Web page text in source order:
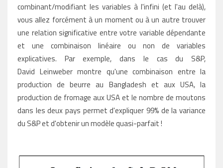
combinant/modifiant les variables à l'infini (et l'au delà),
vous allez forcément à un moment ou à un autre trouver
une relation significative entre votre variable dépendante
et une combinaison linéaire ou non de variables
explicatives. Par exemple, dans le cas du S&P,
David Leinweber montre qu'une combinaison entre la
production de beurre au Bangladesh et aux USA, la
production de fromage aux USA et le nombre de moutons
dans les deux pays permet d'expliquer 99% de la variance
du S&P et d'obtenir un modèle quasi-parfait !